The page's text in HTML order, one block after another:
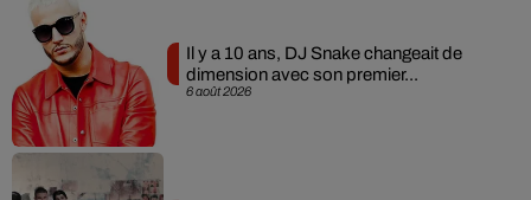
6 août 2026
Il y a 10 ans, DJ Snake changeait de
dimension avec son premier...